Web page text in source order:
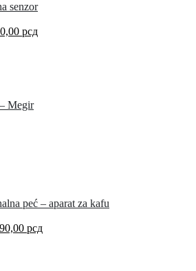
senzor
рсд
Megir
peć – aparat za kafu
рсд